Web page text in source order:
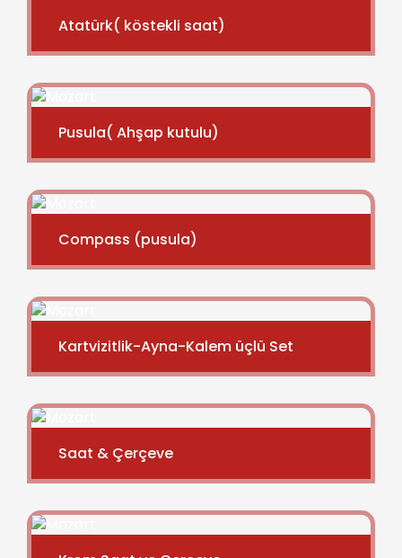
Atatürk( köstekli saat)
Pusula( Ahşap kutulu)
Compass (pusula)
Kartvizitlik-Ayna-Kalem üçlü Set
Saat & Çerçeve